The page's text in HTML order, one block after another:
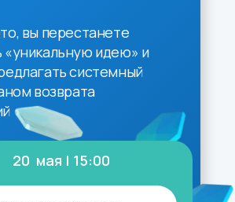
вы перестанете
«уникальную идею» и
системный
возврата
20 мая | 15:00